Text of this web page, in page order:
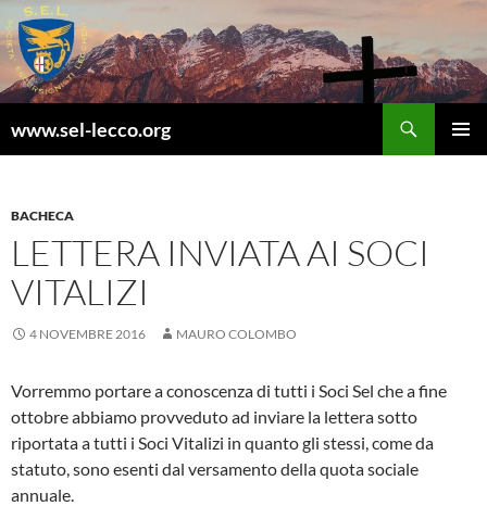
Vai
al
contenuto
www.sel-lecco.org
BACHECA
LETTERA INVIATA AI SOCI
VITALIZI
4 NOVEMBRE 2016 MAURO COLOMBO
Vorremmo portare a conoscenza di tutti i Soci Sel che a fine
ottobre abbiamo provveduto ad inviare la lettera sotto
riportata a tutti i Soci Vitalizi in quanto gli stessi, come da
statuto, sono esenti dal versamento della quota sociale
annuale.